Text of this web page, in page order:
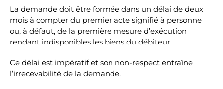
La demande doit être formée dans un délai de deux
mois à compter du premier acte signifié à personne
ou, à défaut, de la première mesure d’exécution
rendant indisponibles les biens du débiteur.
Ce délai est impératif et son non-respect entraîne
l’irrecevabilité de la demande.